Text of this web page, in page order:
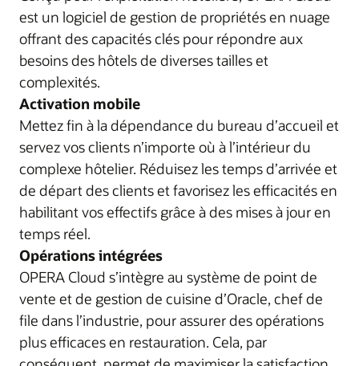
est un logiciel de gestion de propriétés en nuage
offrant des capacités clés pour répondre aux
besoins des hôtels de diverses tailles et
complexités.
Activation mobile
Mettez fin à la dépendance du bureau d’accueil et
servez vos clients n’importe où à l’intérieur du
complexe hôtelier. Réduisez les temps d’arrivée et
de départ des clients et favorisez les efficacités en
habilitant vos effectifs grâce à des mises à jour en
temps réel.
Opérations intégrées
OPERA Cloud s’intègre au système de point de
vente et de gestion de cuisine d’Oracle, chef de
file dans l’industrie, pour assurer des opérations
plus efficaces en restauration. Cela, par